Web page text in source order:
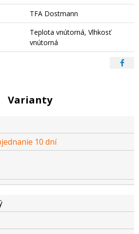
TFA Dostmann
Teplota vnútorná, Vlhkosť
vnútorná
Varianty
10 dní